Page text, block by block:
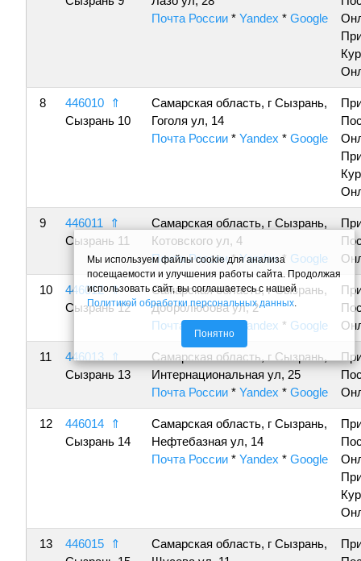
Почта России * Yandex * Google
8 446010
⇑
Сызрань 10
Самарская область, г Сызрань,
Гоголя ул, 14
Почта России * Yandex * Google
9 446011
⇑
Сызрань 11
Самарская область, г Сызрань,
Котовского ул, 4
Почта России*Yandex* Google
10 446012 ⇑
Сызрань 12
Самарская область, г Сызрань,
Добролюбова ул, 2
Почта России
Yandex * Google
11 446013
⇑
Сызрань 13
Самарская область, г Сызрань,
Интернациональная ул, 25
Почта России * Yandex * Google
12 446014
⇑
Сызрань 14
Самарская область, г Сызрань,
Нефтебазная ул, 14
Почта России * Yandex * Google
13 446015
⇑
Самарская область, г Сызрань,
Мы используем файлы cookie для анализа
посещаемости и улучшения работы сайта. Продолжая
использовать сайт, вы соглашаетесь с нашей
Политикой обработки персональных данных.
Понятно